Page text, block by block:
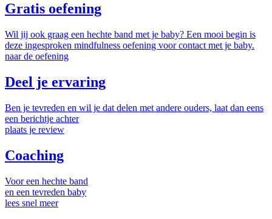
Gratis oefening
Wil jij ook graag een hechte band met je baby? Een mooi begin is
deze ingesproken mindfulness oefening voor contact met je baby.
naar de oefening
Deel je ervaring
Ben je tevreden en wil je dat delen met andere ouders, laat dan eens
een berichtje achter
plaats je review
Coaching
Voor een hechte band
en een tevreden baby
lees snel meer